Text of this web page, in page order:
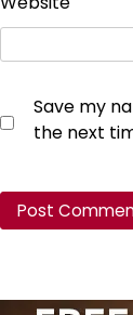
Save my
the next